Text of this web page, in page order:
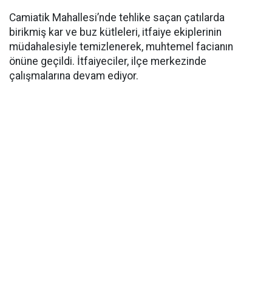
Camiatik Mahallesi’nde tehlike saçan çatılarda
birikmiş kar ve buz kütleleri, itfaiye ekiplerinin
müdahalesiyle temizlenerek, muhtemel facianın
önüne geçildi. İtfaiyeciler, ilçe merkezinde
çalışmalarına devam ediyor.